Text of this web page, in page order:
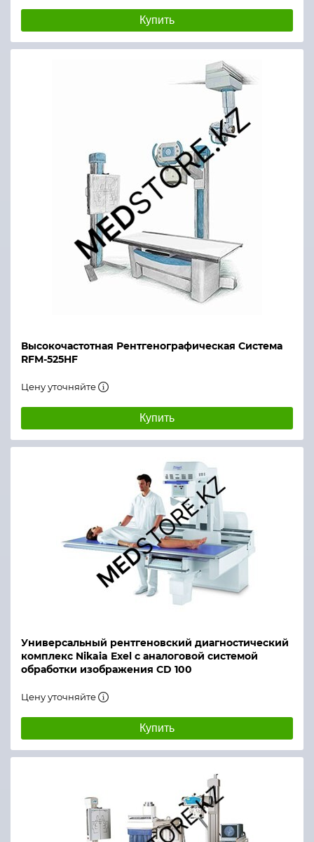
Купить
Высокочастотная Рентгенографическая Система
RFM-525HF
Цену уточняйте
Купить
Универсальный рентгеновский диагностический
комплекс Nikaia Exel с аналоговой системой
обработки изображения CD 100
Цену уточняйте
Купить